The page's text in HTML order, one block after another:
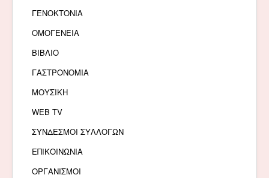
ΓΕΝΟΚΤΟΝΙΑ
ΟΜΟΓΕΝΕΙΑ
ΒΙΒΛΙΟ
ΓΑΣΤΡΟΝΟΜΙΑ
ΜΟΥΣΙΚΗ
WEB TV
ΣΥΝΔΕΣΜΟΙ ΣΥΛΛΟΓΩΝ
ΕΠΙΚΟΙΝΩΝΙΑ
ΟΡΓΑΝΙΣΜΟΙ